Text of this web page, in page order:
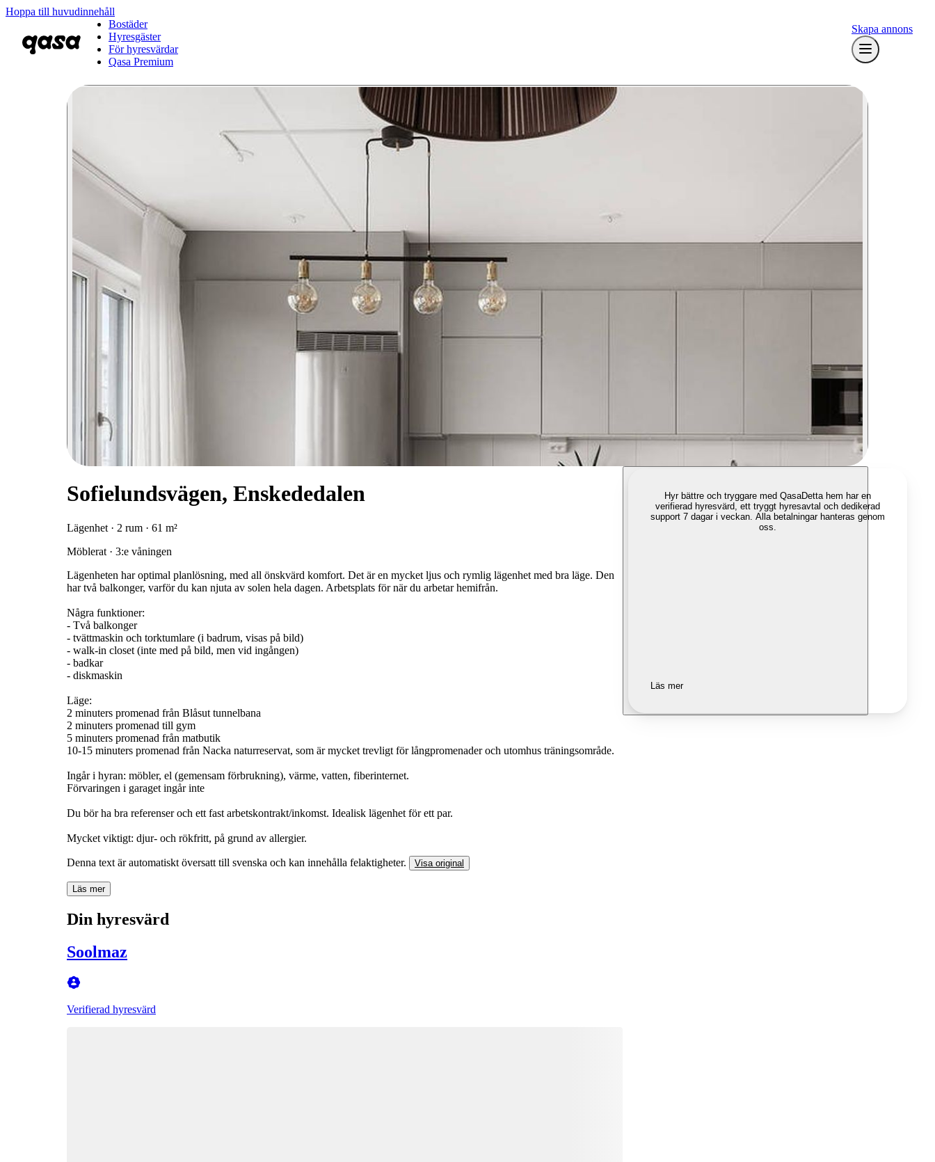
Hoppa till huvudinnehåll
Bostäder
Hyresgäster
För hyresvärdar
Qasa Premium
Skapa annons
Sofielundsvägen, Enskededalen
Lägenhet · 2 rum · 61 m²
Möblerat · 3:e våningen
Lägenheten har optimal planlösning, med all önskvärd komfort. Det är en mycket ljus och rymlig lägenhet med bra läge. Den
har två balkonger, varför du kan njuta av solen hela dagen. Arbetsplats för när du arbetar hemifrån.
Några funktioner:
- Två balkonger
- tvättmaskin och torktumlare (i badrum, visas på bild)
- walk-in closet (inte med på bild, men vid ingången)
- badkar
- diskmaskin
Läge:
2 minuters promenad från Blåsut tunnelbana
2 minuters promenad till gym
5 minuters promenad från matbutik
10-15 minuters promenad från Nacka naturreservat, som är mycket trevligt för långpromenader och utomhus träningsområde.
Ingår i hyran: möbler, el (gemensam förbrukning), värme, vatten, fiberinternet.
Förvaringen i garaget ingår inte
Du bör ha bra referenser och ett fast arbetskontrakt/inkomst. Idealisk lägenhet för ett par.
Mycket viktigt: djur- och rökfritt, på grund av allergier.
Denna text är automatiskt översatt till svenska och kan innehålla felaktigheter. Visa original
Läs mer
Din hyresvärd
Soolmaz
Verifierad hyresvärd
Hyr bättre och tryggare med QasaDetta hem har en
verifierad hyresvärd, ett tryggt hyresavtal och dedikerad
support 7 dagar i veckan. Alla betalningar hanteras genom
oss.
Läs mer